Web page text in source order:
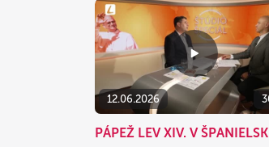
12.06.2026
PÁPEŽ LEV XIV. V